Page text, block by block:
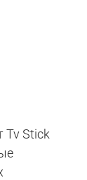
Tv Stick